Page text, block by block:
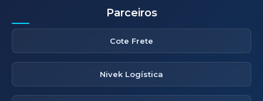
Parceiros
Cote Frete
Nivek Logística